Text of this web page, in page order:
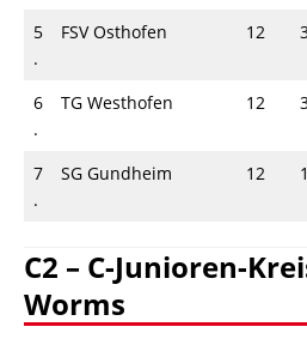
5
.
FSV Osthofen 12
6
.
TG Westhofen 12
7
.
SG Gundheim 12 1
C2 – C-Junioren-
Worms